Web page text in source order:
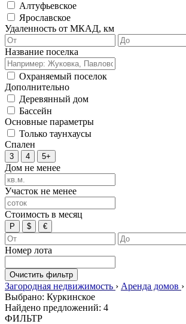
Алтуфьевское
Ярославское
Удаленность от МКАД, км
Название поселка
Охраняемый поселок
Дополнительно
Деревянный дом
Бассейн
Основные параметры
Только таунхаусы
Спален
3 4 5+
Дом не менее
Участок не менее
Стоимость в месяц
Р $ €
Номер лота
Очистить фильтр
Загородная недвижимость › Аренда домов ›
Выбрано: Куркинское
Найдено предложений: 4
ФИЛЬТР